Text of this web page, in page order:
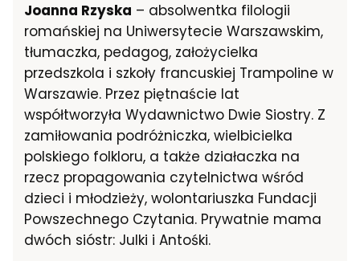
Joanna Rzyska – absolwentka filologii
romańskiej na Uniwersytecie Warszawskim,
tłumaczka, pedagog, założycielka
przedszkola i szkoły francuskiej Trampoline w
Warszawie. Przez piętnaście lat
współtworzyła Wydawnictwo Dwie Siostry. Z
zamiłowania podróżniczka, wielbicielka
polskiego folkloru, a także działaczka na
rzecz propagowania czytelnictwa wśród
dzieci i młodzieży, wolontariuszka Fundacji
Powszechnego Czytania. Prywatnie mama
dwóch sióstr: Julki i Antośki.